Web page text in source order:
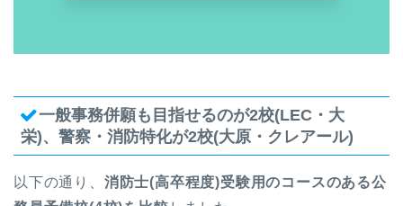
一般事務併願も目指せるのが2校(LEC・大
栄)、警察・消防特化が2校(大原・クレアール)
以下の通り、 消防士(高卒程度)受験用のコースのある公